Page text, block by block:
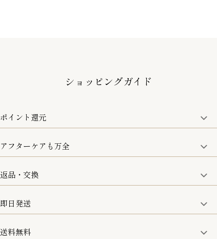
ショッピングガイド
ポイント還元
商品金額の10%をポイント還元いたします。
アフターケアも万全
取り扱い商品はすべて正規品となります。
修理などのご相談に関しましては、責任を持って対応させてい
ただきます。
返品・交換
8日以内なら、返品・交換も可能です。
即日発送
15:00までのご注文は即日発送
送料無料